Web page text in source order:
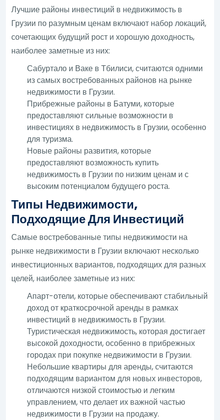
Лучшие районы инвестиций в недвижимость в
Грузии по разумным ценам включают набор локаций,
сочетающих будущий рост и хорошую доходность,
наиболее заметные из них:
Сабуртало и Ваке в Тбилиси, считаются одними
из самых востребованных районов на рынке
недвижимости в Грузии.
Прибрежные районы в Батуми, которые
предоставляют сильные возможности в
инвестициях в недвижимость в Грузии, особенно
для туризма.
Новые районы развития, которые
предоставляют возможность купить
недвижимость в Грузии по низким ценам и с
высоким потенциалом будущего роста.
Типы Недвижимости,
Подходящие Для Инвестиций
Самые востребованные типы недвижимости на
рынке недвижимости в Грузии включают несколько
инвестиционных вариантов, подходящих для разных
целей, наиболее заметные из них:
Апарт-отели, которые обеспечивают стабильный
доход от краткосрочной аренды в рамках
инвестиций в недвижимость в Грузии.
Туристическая недвижимость, которая достигает
высокой доходности, особенно в прибрежных
городах при покупке недвижимости в Грузии.
Небольшие квартиры для аренды, считаются
подходящим вариантом для новых инвесторов,
отличаются низкой стоимостью и легким
управлением, что делает их важной частью
недвижимости в Грузии на продажу.